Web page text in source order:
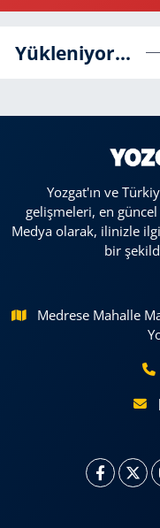
Yükleniyor...
Yozgat'ın ve
gelişmeleri, en
Medya olarak, ilinizle
bir
Medrese Mahalle